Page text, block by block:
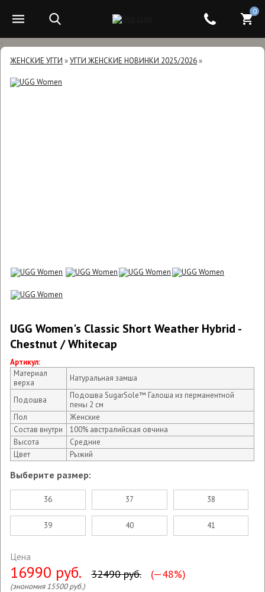
.
ЖЕНСКИЕ УГГИ »УГГИ ЖЕНСКИЕ НОВИНКИ 2025/2026»
UGG Women's Classic Short Weather Hybrid -
Chestnut / Whitecap
Артикул:
Материал
верха
Натуральная замша
Подошва
Подошва SugarSole™ Галоша из перманентной
пены 2 см
Пол
Женские
Состав внутри
100% австралийская овчина
Высота
Средние
Цвет
Рыжий
Выберите размер:
36 37 38
39 40 41
Цена
16990 руб. 32490 руб. (—48%)
(энономия 15500 руб.)
0